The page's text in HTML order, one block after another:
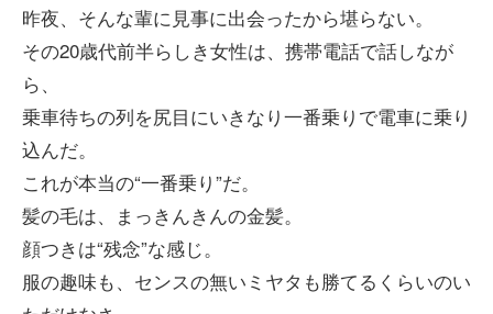
昨夜、そんな輩に見事に出会ったから堪らない。
その20歳代前半らしき女性は、携帯電話で話しなが
ら、
乗車待ちの列を尻目にいきなり一番乗りで電車に乗り
込んだ。
これが本当の“一番乗り”だ。
髪の毛は、まっきんきんの金髪。
顔つきは“残念”な感じ。
服の趣味も、センスの無いミヤタも勝てるくらいのい